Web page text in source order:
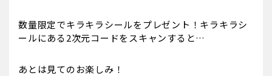
数量限定でキラキラシールをプレゼント！キラキラシ
ールにある2次元コードをスキャンすると…
あとは見てのお楽しみ！